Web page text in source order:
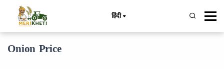
हिंदी
Onion Price